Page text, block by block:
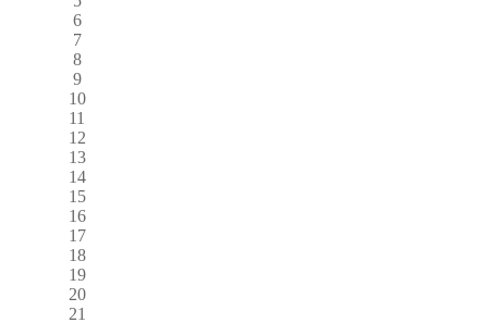
6
7
8
9
10
11
12
13
14
15
16
17
18
19
20
21